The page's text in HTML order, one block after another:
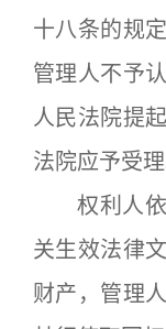
十八条的规
管理人不予
人民法院提
法院应予受理
权利人依
关生效法律
财产，管理